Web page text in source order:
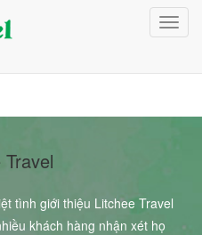
tình giới thiệu Litchee Travel
khách hàng nhận xét họ